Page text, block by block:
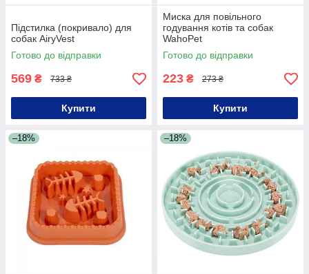
Підстилка (покривало) для
собак AiryVest
Готово до відправки
569 ₴ 733 ₴
Купити
Миска для повільного
годування котів та собак
WahoPet
Готово до відправки
223 ₴ 273 ₴
Купити
–18% –18%